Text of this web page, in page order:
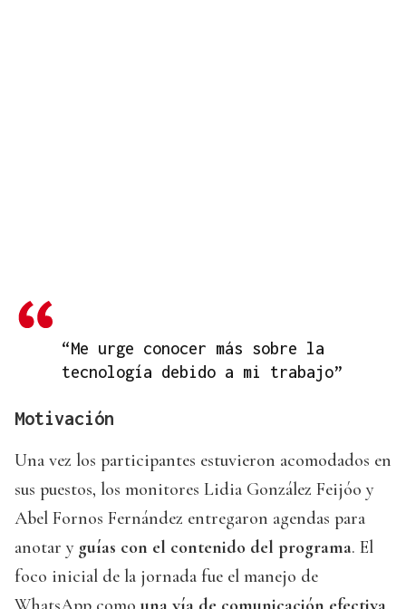
“Me urge conocer más sobre la
tecnología debido a mi trabajo”
Motivación
Una vez los participantes estuvieron acomodados en
sus puestos, los monitores Lidia González Feijóo y
Abel Fornos Fernández entregaron agendas para
anotar yguías con el contenido del programa. El
foco inicial de la jornada fue el manejo de